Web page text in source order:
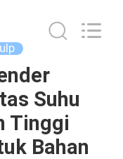
Suhu
Tinggi
Bahan